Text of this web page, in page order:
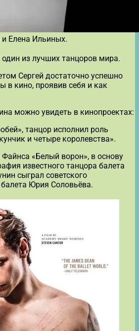
и Елена Ильиных.
из лучших танцоров мира.
Сергей достаточно успешно
в кино, проявив себя и как
можно увидеть в кинопроектах:
танцор исполнил роль
и четыре королевства».
«Белый ворон», в основу
известного танцора балета
сыграл советского
балета Юрия Соловьёва.